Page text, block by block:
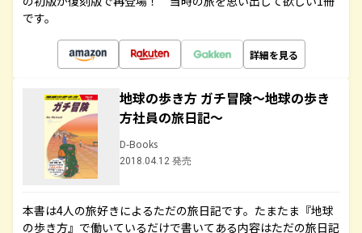
です。
詳細を見る
地球の歩き方 ガチ冒険～地球の歩き
方社員の旅日記～
D-Books
2018.04.12 発売
本書は4人の旅好きによるただの旅日記です。たまたま『地球
の歩き方』で働いているだけで書いてある内容はただの旅日記